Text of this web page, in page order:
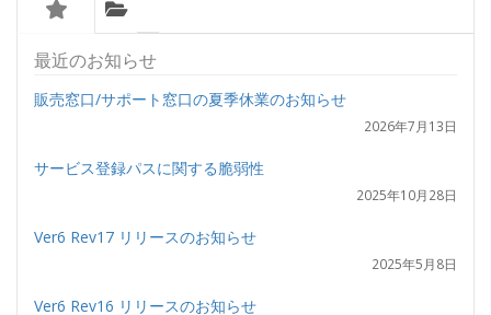
最近のお知らせ
販売窓口/サポート窓口の夏季休業のお知らせ
2026年7月13日
サービス登録パスに関する脆弱性
2025年10月28日
Ver6 Rev17 リリースのお知らせ
2025年5月8日
Ver6 Rev16 リリースのお知らせ